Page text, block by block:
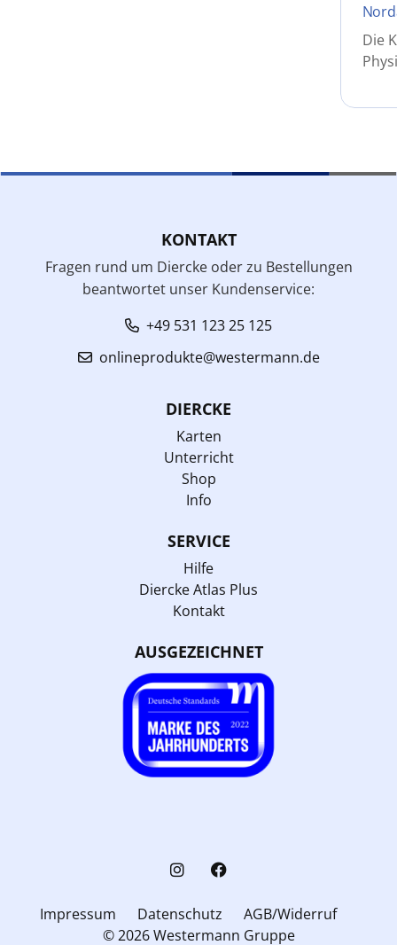
Die
KONTAKT
Fragen rund um Diercke oder zu Bestellungen
beantwortet unser Kundenservice:
+49 531 123 25 125
onlineprodukte@westermann.de
DIERCKE
Karten
Unterricht
Shop
Info
SERVICE
Hilfe
Diercke Atlas Plus
Kontakt
AUSGEZEICHNET
Impressum Datenschutz
AGB/Widerruf
© 2026 Westermann Gruppe